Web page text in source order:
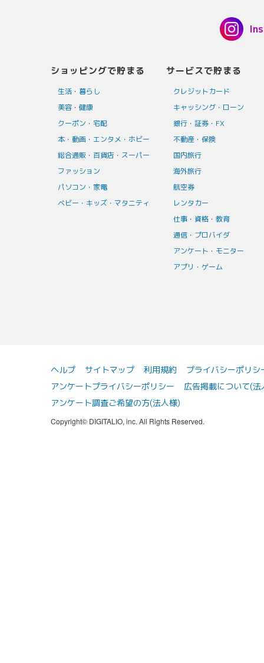
ショッピングで貯まる
生活・暮らし
美容・健康
クーポン・宅配
本・動画・エンタメ・ホビー
総合通販・百貨店・スーパー
ファッション
パソコン・家電
ベビー・キッズ・マタニティ
サービスで貯まる
クレジットカード
キャッシング・ローン
銀行・証券・FX
不動産・保険
国内旅行
海外旅行
航空券
レンタカー
仕事・資格・教育
通信・プロバイダ
アンケート・モニター
アプリ・ゲーム
ヘルプ サイトマップ 利用規約
プライバシーポリシ
アンケートプライバシーポリシー
広告掲載について(法
アンケート調査ご希望の方(法人様)
Copyright© DIGITALIO, inc. All Rights Reserved.